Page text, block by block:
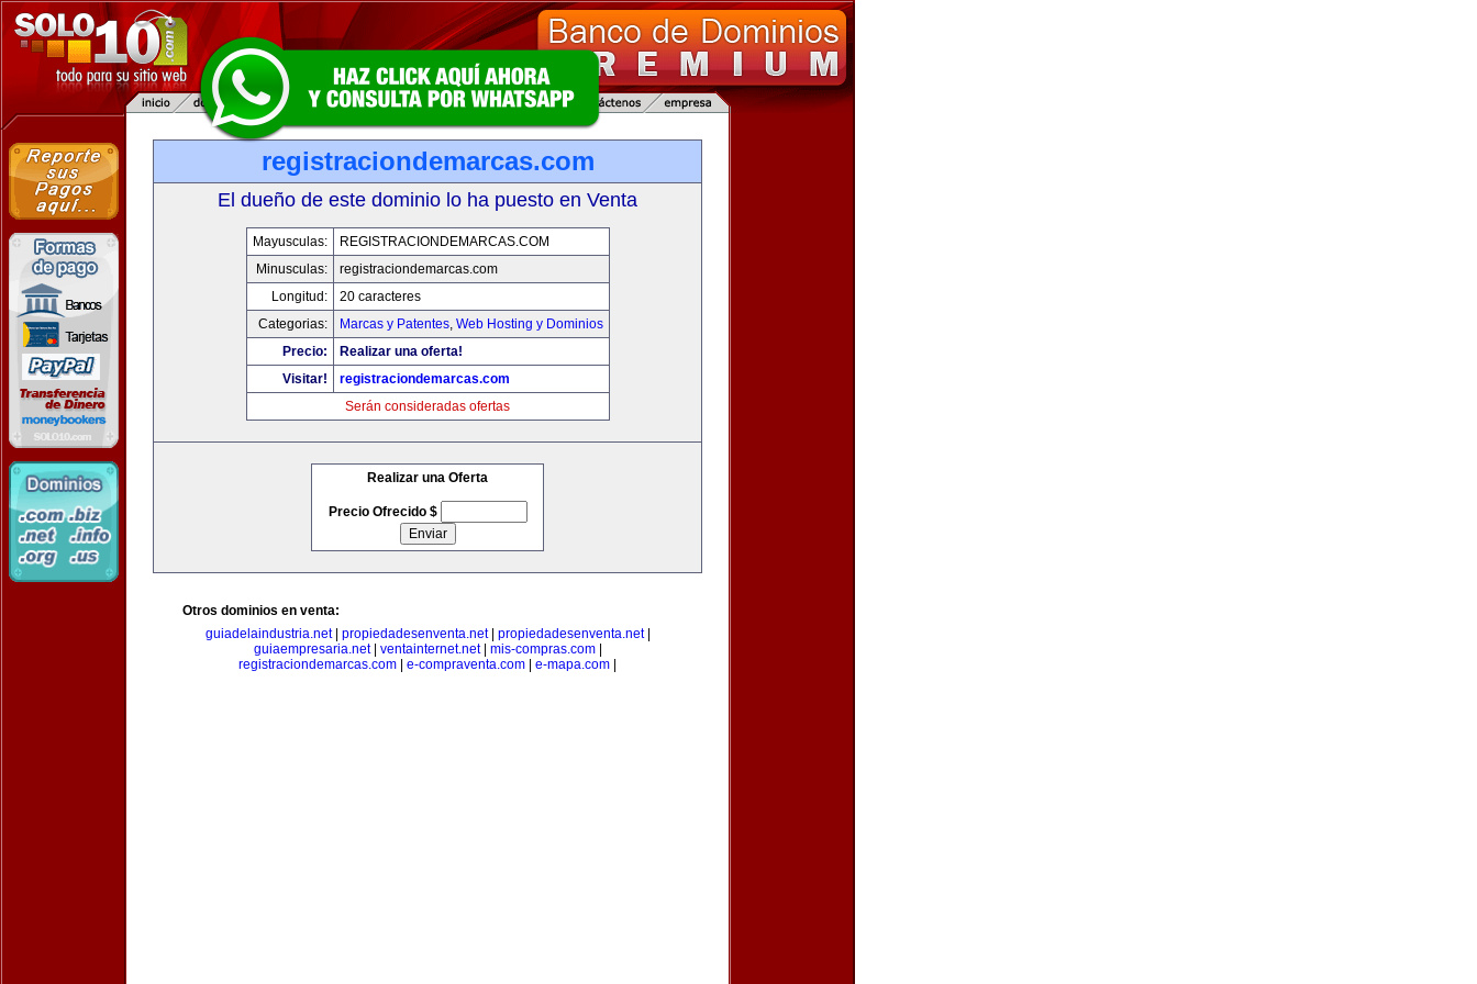
registraciondemarcas.com
El dueño de este dominio lo ha puesto en Venta
Mayusculas:
REGISTRACIONDEMARCAS.COM
Minusculas:
registraciondemarcas.com
Longitud:
20 caracteres
Categorias:
Marcas y Patentes, Web Hosting y Dominios
Precio:
Realizar una oferta!
Visitar!
registraciondemarcas.com
Serán consideradas ofertas
Realizar una Oferta
Precio Ofrecido $
Otros dominios en venta:
guiadelaindustria.net propiedadesenventa.net propiedadesenventa.net|
guiaempresaria.net| ventainternet.net| mis-compras.com|
registraciondemarcas.com
e-compraventa.com e-mapa.com